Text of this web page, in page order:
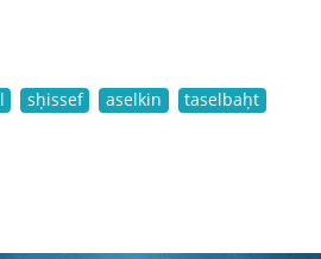
sḥissef aselkin taselbaḥt